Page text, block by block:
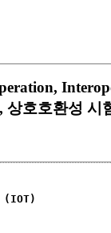
상호호환성 시
(IOT)